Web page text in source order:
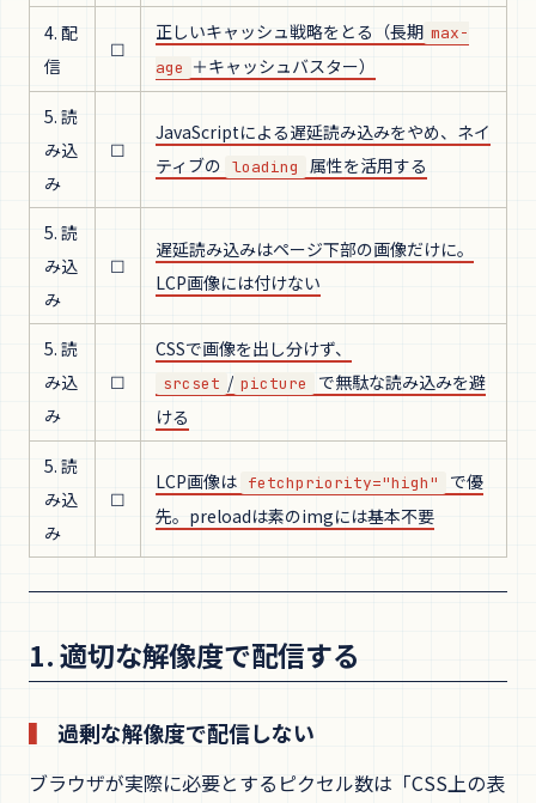
4. 配
信
☐
正しいキャッシュ戦略をとる（長期 max-
age ＋キャッシュバスター）
5. 読
み込
み
☐
JavaScriptによる遅延読み込みをやめ、ネイ
ティブの loading 属性を活用する
5. 読
み込
み
☐
遅延読み込みはページ下部の画像だけに。
LCP画像には付けない
5. 読
み込
み
☐
CSSで画像を出し分けず、
srcset / picture
で無駄な読み込みを避
ける
5. 読
み込
み
☐
LCP画像は fetchpriority="high"
で優
先。preloadは素のimgには基本不要
1. 適切な解像度で配信する
過剰な解像度で配信しない
ブラウザが実際に必要とするピクセル数は「CSS上の表